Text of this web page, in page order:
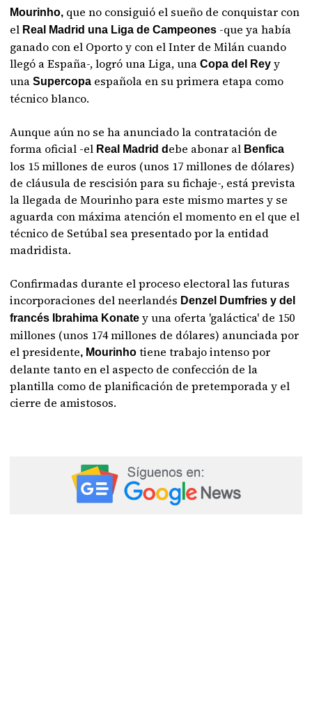
Mourinho, que no consiguió el sueño de conquistar con
el Real Madrid una Liga de Campeones -que ya había
ganado con el Oporto y con el Inter de Milán cuando
llegó a España-, logró una Liga, unaCopa del Reyy
unaSupercopa española en su primera etapa como
técnico blanco.
Aunque aún no se ha anunciado la contratación de
forma oficial -el Real Madrid d ebe abonar al Benfica
los 15 millones de euros (unos 17 millones de dólares)
de cláusula de rescisión para su fichaje-, está prevista
la llegada de Mourinho para este mismo martes y se
aguarda con máxima atención el momento en el que el
técnico de Setúbal sea presentado por la entidad
madridista.
Confirmadas durante el proceso electoral las futuras
incorporaciones del neerlandés Denzel Dumfries y del
francés Ibrahima Konate y una oferta 'galáctica' de 150
millones (unos 174 millones de dólares) anunciada por
el presidente, Mourinho tiene trabajo intenso por
delante tanto en el aspecto de confección de la
plantilla como de planificación de pretemporada y el
cierre de amistosos.